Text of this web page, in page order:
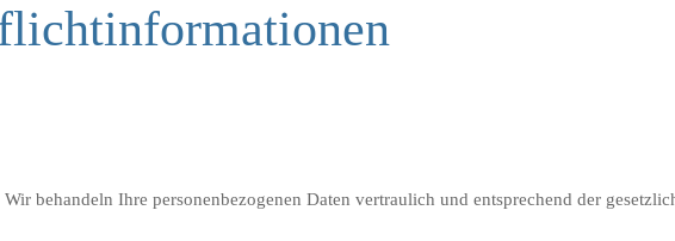
behandeln Ihre personenbezogenen Daten vertraulich und entsprechend der